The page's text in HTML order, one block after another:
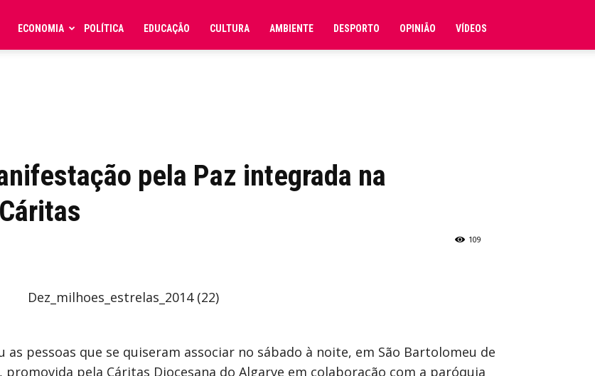
ECONOMIA POLÍTICA EDUCAÇÃO CULTURA AMBIENTE DESPORTO OPINIÃO VÍDEOS
pela Paz integrada na
109
pessoas que se quiseram associar no sábado à noite, em São Bartolomeu de
pela Cáritas Diocesana do Algarve em colaboração com a paróquia